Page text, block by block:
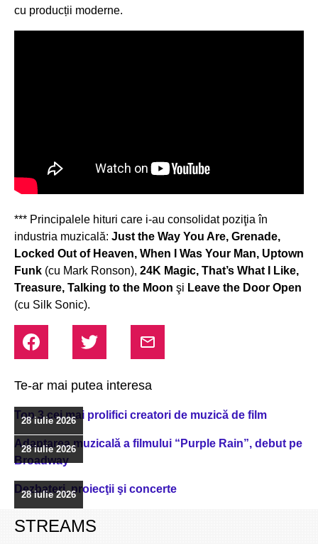
cu producții moderne.
*** Principalele hituri care i-au consolidat poziţia în
industria muzicală: Just the Way You Are, Grenade,
Locked Out of Heaven, When I Was Your Man, Uptown
Funk (cu Mark Ronson), 24K Magic, That’s What I Like,
Treasure, Talking to the Moon şi Leave the Door Open
(cu Silk Sonic).
Te-ar mai putea interesa
Top 3 cei mai prolifici creatori de muzică de film
28 iulie 2026
Adaptarea muzicală a filmului “Purple Rain”, debut pe
Broadway
28 iulie 2026
Dezbateri, proiecţii şi concerte
28 iulie 2026
STREAMS